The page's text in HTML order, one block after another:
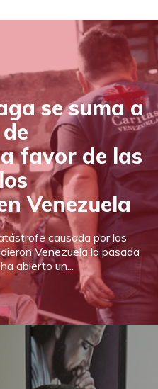
se suma a
favor de las
Venezuela
causada por los
Venezuela la pasada
abierto un...